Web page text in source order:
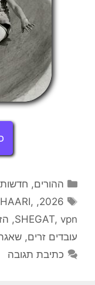
קטגוריות
ההורים, חדשות
תגיות
2026
,
,
SHEGAT, vpn
,
עובדים זרים,
כתיבת תגובה